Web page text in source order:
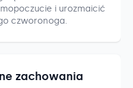
i urozmaicić
czworonoga.
zachowania